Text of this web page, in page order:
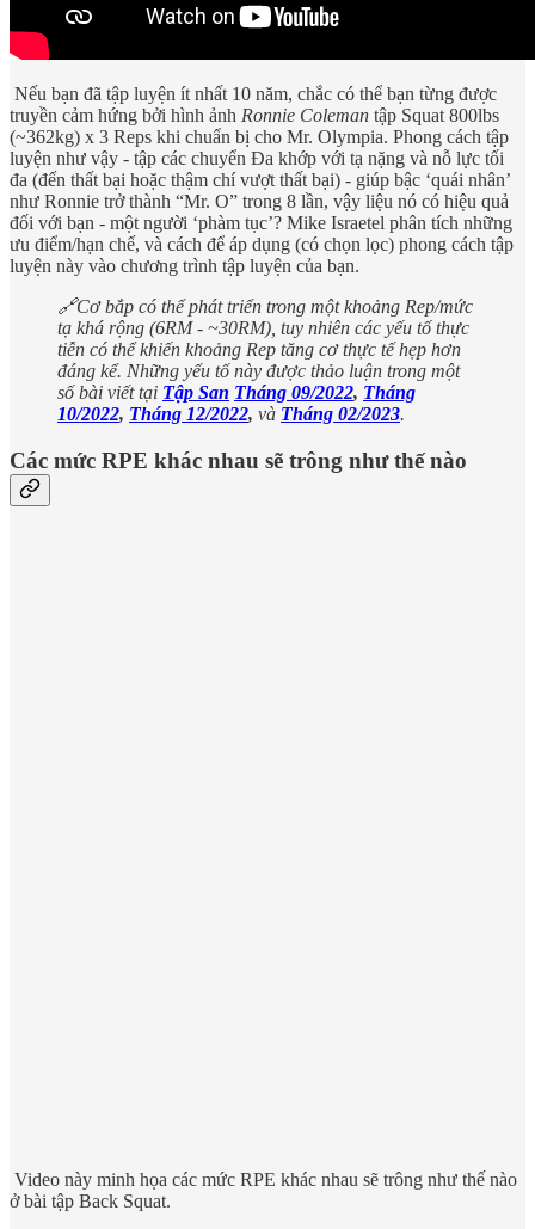
Nếu bạn đã tập luyện ít nhất 10 năm, chắc có thể bạn từng được
truyền cảm hứng bởi hình ảnh Ronnie Coleman tập Squat 800lbs
(~362kg) x 3 Reps khi chuẩn bị cho Mr. Olympia. Phong cách tập
luyện như vậy - tập các chuyển Đa khớp với tạ nặng và nỗ lực tối
đa (đến thất bại hoặc thậm chí vượt thất bại) - giúp bậc ‘quái nhân’
như Ronnie trở thành “Mr. O” trong 8 lần, vậy liệu nó có hiệu quả
đối với bạn - một người ‘phàm tục’? Mike Israetel phân tích những
ưu điểm/hạn chế, và cách để áp dụng (có chọn lọc) phong cách tập
luyện này vào chương trình tập luyện của bạn.
🔗Cơ bắp có thể phát triển trong một khoảng Rep/mức
tạ khá rộng (6RM - ~30RM), tuy nhiên các yếu tố thực
tiễn có thể khiến khoảng Rep tăng cơ thực tế hẹp hơn
đáng kể. Những yếu tố này được thảo luận trong một
số bài viết tại Tập San Tháng 09/2022, Tháng
10/2022, Tháng 12/2022, và Tháng 02/2023.
Các mức RPE khác nhau sẽ trông như thế nào
Video này minh họa các mức RPE khác nhau sẽ trông như thế nào
ở bài tập Back Squat.